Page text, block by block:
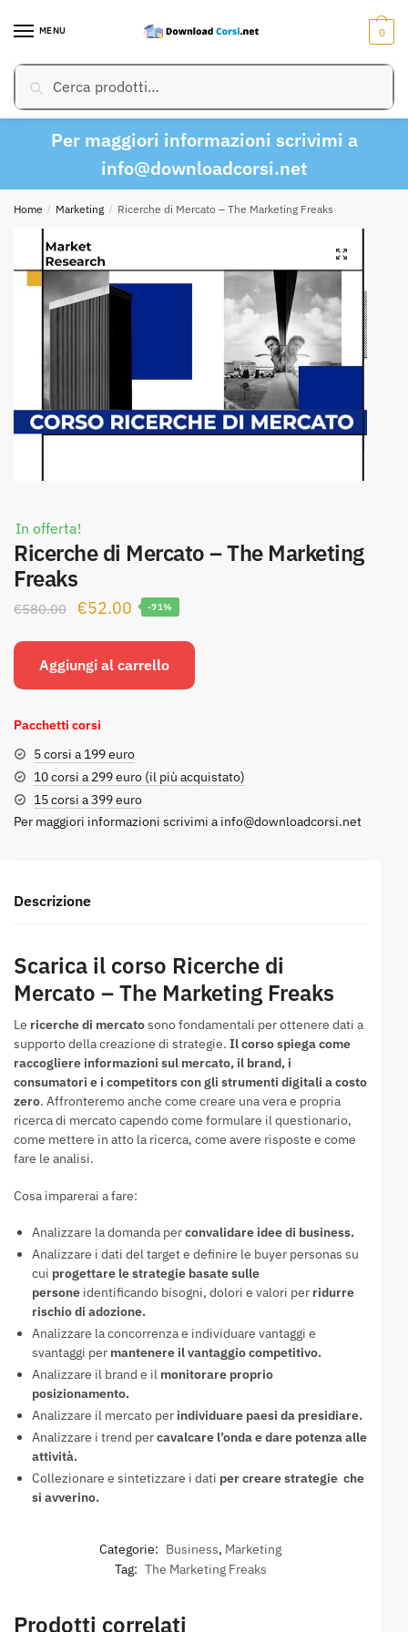
MENU
Cerca:Cerca
0
Per maggiori informazioni scrivimi a
info@downloadcorsi.net
Home / Marketing / Ricerche di Mercato – The Marketing Freaks
In offerta!
Ricerche di Mercato – The Marketing
Freaks
€580.00
Il
originale
€52.00 Il
attuale
-91%
Aggiungi al carrello
Pacchetti corsi
5 corsi a 199 euro
10 corsi a 299 euro (il più acquistato)
15 corsi a 399 euro
Per maggiori informazioni scrivimi a info@downloadcorsi.net
Descrizione
Scarica il corso Ricerche di
Mercato – The Marketing Freaks
Le ricerche di mercatosono fondamentali per ottenere dati a
supporto della creazione di strategie. Il corso spiega come
raccogliere informazioni sul mercato, il brand, i
consumatori e i competitors con gli strumenti digitali a costo
zero. Affronteremo anche come creare una vera e propria
ricerca di mercato capendo come formulare il questionario,
come mettere in atto la ricerca, come avere risposte e come
fare le analisi.
Cosa imparerai a fare:
Analizzare la domanda perconvalidare idee di business.
Analizzare i dati del target e definire le buyer personas su
cui progettare le strategie basate sulle
persone identificando bisogni, dolori e valori per ridurre
rischio di adozione.
Analizzare la concorrenza e individuare vantaggi e
svantaggi per mantenere il vantaggio competitivo.
Analizzare il brand e il monitorare proprio
posizionamento.
Analizzare il mercato per individuare paesi da presidiare.
Analizzare i trend percavalcare l’onda e dare potenza alle
attività.
Collezionare e sintetizzare i dati per creare strategie che
si avverino.
Categorie: Business, Marketing
Tag: The Marketing Freaks
Prodotti correlati